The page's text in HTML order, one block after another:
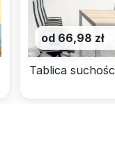
od 66,98 zł
Tablica